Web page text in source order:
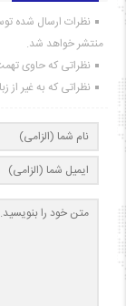
نظرات ارسال شده
منتشر خواهد شد.
نظراتی که حاوی
نظراتی که به غیر از